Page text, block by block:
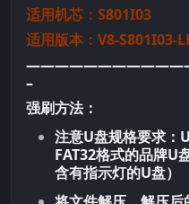
适用机芯：S801I03
适用版本：V8-S801I03-
–
强刷方法：
注意U盘规格要求：
FAT32格式的品牌U
含有指示灯的U盘）